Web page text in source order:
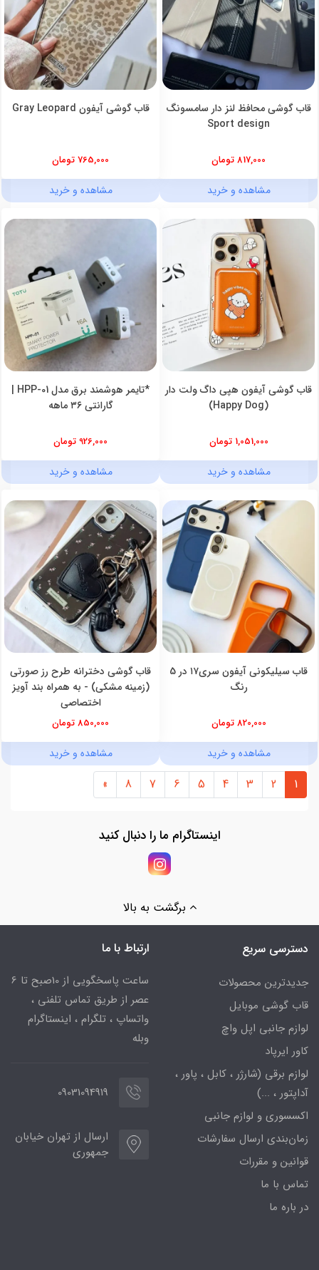
قاب گوشی محافظ لنز دار سامسونگ
Sport design
817,000 تومان
مشاهده و خرید
قاب گوشی آیفون Gray Leopard
765,000 تومان
مشاهده و خرید
قاب گوشی آیفون هپی داگ ولت دار
(Happy Dog)
1,051,000 تومان
مشاهده و خرید
*تایمر هوشمند برق مدل HPP-01 |
گارانتی ۳۶ ماهه
926,000 تومان
مشاهده و خرید
قاب سیلیکونی آیفون سری۱۷ در 5
رنگ
820,000 تومان
مشاهده و خرید
قاب گوشی دخترانه طرح رز صورتی
(زمینه مشکی) - به همراه بند آویز
اختصاصی
850,000 تومان
مشاهده و خرید
1
2
3
4
5
6
7
8
»
اینستاگرام ما را دنبال کنید
برگشت به بالا
دسترسی سریع
جدیدترین محصولات
قاب گوشی موبایل
لوازم جانبی اپل واچ
کاور ایرپاد
لوازم برقی (شارژر ، کابل ، پاور ،
آداپتور ، ...)
اکسسوری و لوازم جانبی
زمان‌بندی ارسال سفارشات
قوانین و مقررات
تماس با ما
در باره ما
ارتباط با ما
ساعت پاسخگویی از 10صبح تا 6
عصر از طریق تماس تلفنی ،
واتساپ ، تلگرام ، اینستاگرام
وبله
09031094919
ارسال از تهران خیابان
جمهوری